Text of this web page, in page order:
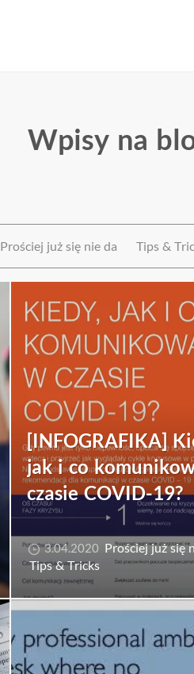
Wpisy na
Prościej już się nie da Tips &
[INFOGRAFIKA]
jak i co
czasie COVID-19?
3.04.2020 Prościej już się
Tips & Tricks